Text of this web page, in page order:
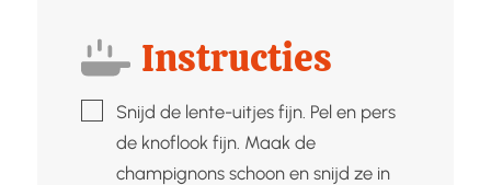
Instructies
▢Snijd de lente-uitjes fijn. Pel en pers
de knoflook fijn. Maak de
champignons schoon en snijd ze in